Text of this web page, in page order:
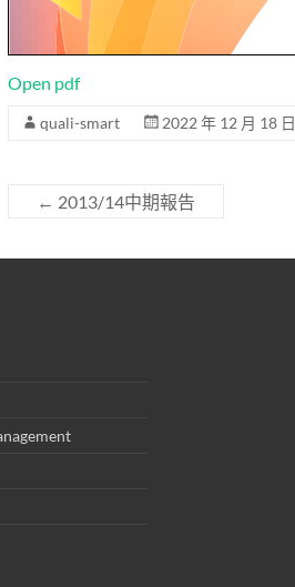
Open pdf
quali-smart 2022 年 12 月 18 日
← 2013/14中期報告